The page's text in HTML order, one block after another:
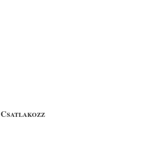
Csatlakozz